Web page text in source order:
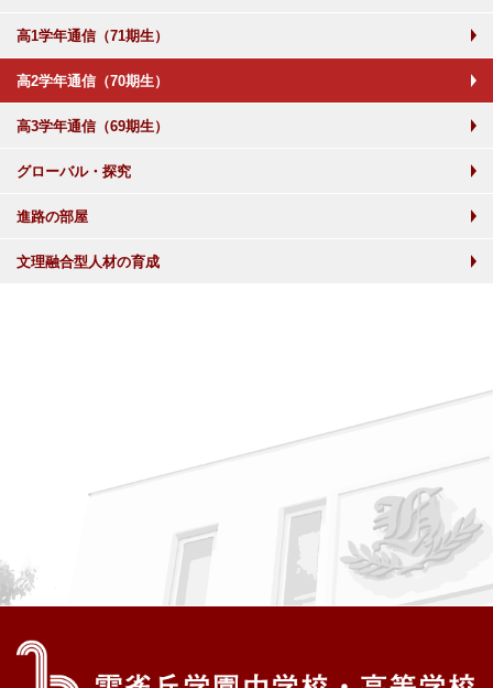
高1学年通信（71期生）
高2学年通信（70期生）
高3学年通信（69期生）
グローバル・探究
進路の部屋
文理融合型人材の育成